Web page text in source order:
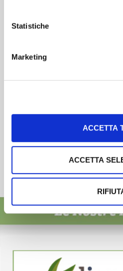
Statistiche
Marketing
ACCETTA
ACCETTA
Scopri un servizio d'informazione di